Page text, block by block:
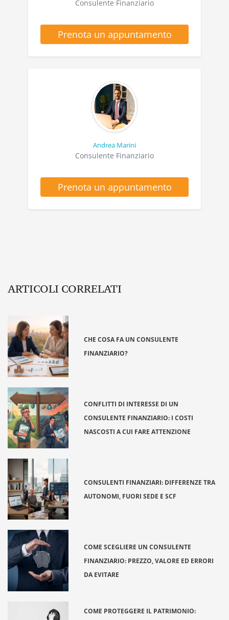
Consulente Finanziario
Prenota un appuntamento
Andrea Marini
Consulente Finanziario
Prenota un appuntamento
ARTICOLI CORRELATI
CHE COSA FA UN CONSULENTE
FINANZIARIO?
CONFLITTI DI INTERESSE DI UN
CONSULENTE FINANZIARIO: I COSTI
NASCOSTI A CUI FARE ATTENZIONE
CONSULENTI FINANZIARI: DIFFERENZE TRA
AUTONOMI, FUORI SEDE E SCF
COME SCEGLIERE UN CONSULENTE
FINANZIARIO: PREZZO, VALORE ED ERRORI
DA EVITARE
COME PROTEGGERE IL PATRIMONIO: